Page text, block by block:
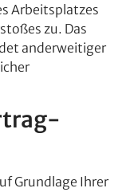
Arbeitsplatzes
zu. Das
anderweitiger
Grundlage Ihrer